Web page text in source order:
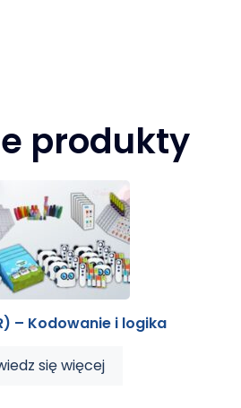
produkty
– Kodowanie i logika
się więcej